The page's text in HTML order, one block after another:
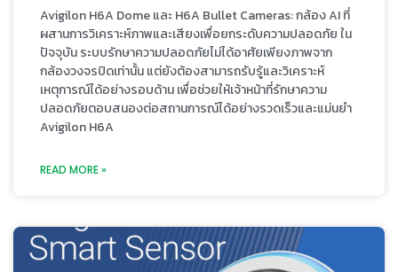
Avigilon H6A Dome และ H6A Bullet Cameras: กล้อง AI ที่
ผสานการวิเคราะห์ภาพและเสียงเพื่อยกระดับความปลอดภัย ใน
ปัจจุบัน ระบบรักษาความปลอดภัยไม่ได้อาศัยเพียงภาพจาก
กล้องวงจรปิดเท่านั้น แต่ยังต้องสามารถรับรู้และวิเคราะห์
เหตุการณ์ได้อย่างรอบด้าน เพื่อช่วยให้เจ้าหน้าที่รักษาความ
ปลอดภัยตอบสนองต่อสถานการณ์ได้อย่างรวดเร็วและแม่นยำ
Avigilon H6A
READ MORE »